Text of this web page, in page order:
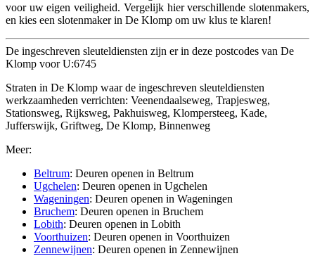
voor uw eigen veiligheid. Vergelijk hier verschillende slotenmakers,
en kies een slotenmaker in De Klomp om uw klus te klaren!
De ingeschreven sleuteldiensten zijn er in deze postcodes van De
Klomp voor U:6745
Straten in De Klomp waar de ingeschreven sleuteldiensten
werkzaamheden verrichten: Veenendaalseweg, Trapjesweg,
Stationsweg, Rijksweg, Pakhuisweg, Klompersteeg, Kade,
Jufferswijk, Griftweg, De Klomp, Binnenweg
Meer:
Beltrum: Deuren openen in Beltrum
Ugchelen: Deuren openen in Ugchelen
Wageningen: Deuren openen in Wageningen
Bruchem: Deuren openen in Bruchem
Lobith: Deuren openen in Lobith
Voorthuizen: Deuren openen in Voorthuizen
Zennewijnen: Deuren openen in Zennewijnen